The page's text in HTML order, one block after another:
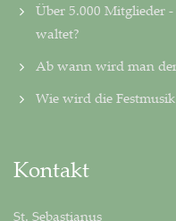
Über 5.000 Mitglieder
wal­tet?
Ab wann wird man
Wie wird die
Kontakt
St. Sebastianus